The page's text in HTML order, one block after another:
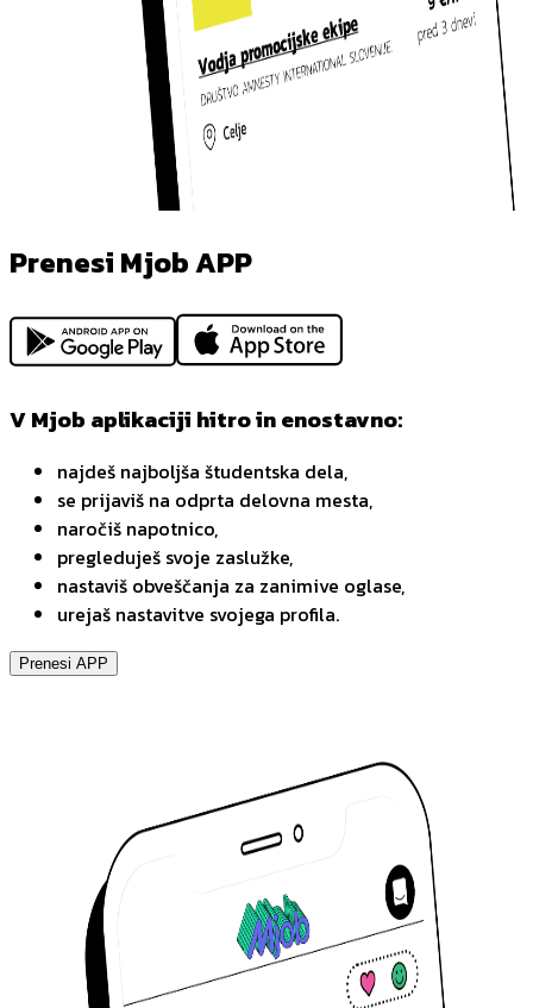
Prenesi Mjob APP
V Mjob aplikaciji hitro in enostavno:
najdeš najboljša študentska dela,
se prijaviš na odprta delovna mesta,
naročiš napotnico,
pregleduješ svoje zaslužke,
nastaviš obveščanja za zanimive oglase,
urejaš nastavitve svojega profila.
Prenesi APP